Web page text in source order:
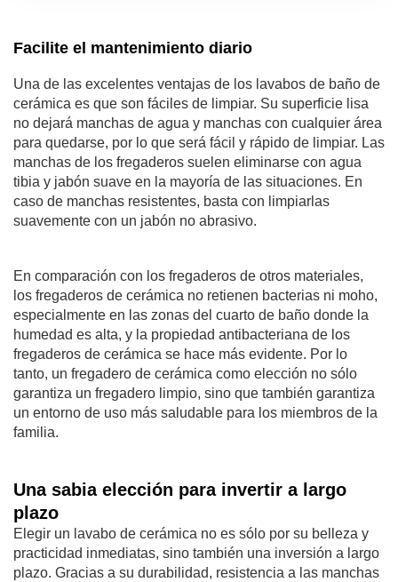
Facilite el mantenimiento diario
Una de las excelentes ventajas de los lavabos de baño de
cerámica es que son fáciles de limpiar. Su superficie lisa
no dejará manchas de agua y manchas con cualquier área
para quedarse, por lo que será fácil y rápido de limpiar. Las
manchas de los fregaderos suelen eliminarse con agua
tibia y jabón suave en la mayoría de las situaciones. En
caso de manchas resistentes, basta con limpiarlas
suavemente con un jabón no abrasivo.
En comparación con los fregaderos de otros materiales,
los fregaderos de cerámica no retienen bacterias ni moho,
especialmente en las zonas del cuarto de baño donde la
humedad es alta, y la propiedad antibacteriana de los
fregaderos de cerámica se hace más evidente. Por lo
tanto, un fregadero de cerámica como elección no sólo
garantiza un fregadero limpio, sino que también garantiza
un entorno de uso más saludable para los miembros de la
familia.
Una sabia elección para invertir a largo
plazo
Elegir un lavabo de cerámica no es sólo por su belleza y
practicidad inmediatas, sino también una inversión a largo
plazo. Gracias a su durabilidad, resistencia a las manchas